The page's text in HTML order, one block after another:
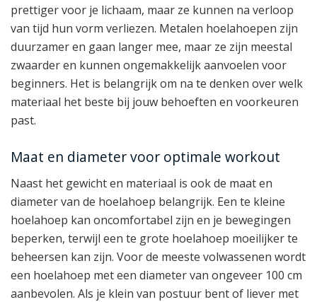
prettiger voor je lichaam, maar ze kunnen na verloop
van tijd hun vorm verliezen. Metalen hoelahoepen zijn
duurzamer en gaan langer mee, maar ze zijn meestal
zwaarder en kunnen ongemakkelijk aanvoelen voor
beginners. Het is belangrijk om na te denken over welk
materiaal het beste bij jouw behoeften en voorkeuren
past.
Maat en diameter voor optimale workout
Naast het gewicht en materiaal is ook de maat en
diameter van de hoelahoep belangrijk. Een te kleine
hoelahoep kan oncomfortabel zijn en je bewegingen
beperken, terwijl een te grote hoelahoep moeilijker te
beheersen kan zijn. Voor de meeste volwassenen wordt
een hoelahoep met een diameter van ongeveer 100 cm
aanbevolen. Als je klein van postuur bent of liever met